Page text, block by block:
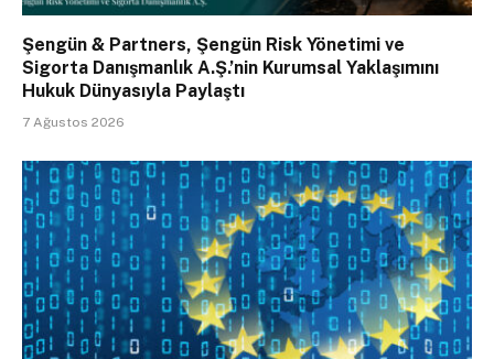
Şengün & Partners, Şengün Risk Yönetimi ve
Sigorta Danışmanlık A.Ş.’nin Kurumsal Yaklaşımını
Hukuk Dünyasıyla Paylaştı
7 Ağustos 2026